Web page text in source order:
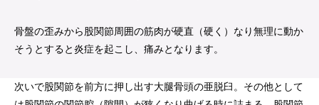
骨盤の歪みから股関節周囲の筋肉が硬直（硬く）なり無理に動か
そうとすると炎症を起こし、痛みとなります。
次いで股関節を前方に押し出す大腿骨頭の亜脱臼。その他として